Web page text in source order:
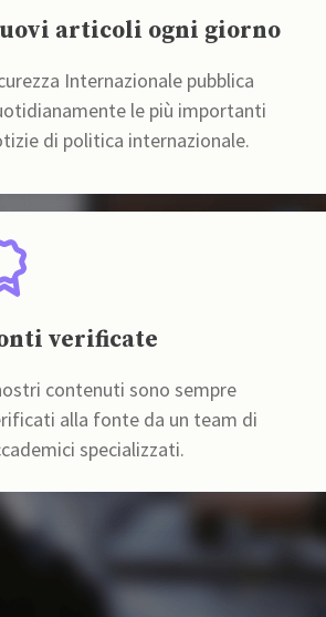
articoli ogni giorno
Internazionale pubblica
le più importanti
di politica internazionale.
verificate
contenuti sono sempre
alla fonte da un team di
specializzati.